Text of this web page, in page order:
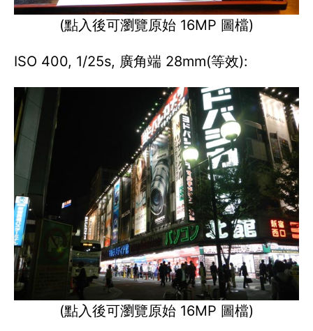
(點入後可瀏覽原始 16MP 圖檔)
ISO 400, 1/25s, 廣角端 28mm(等效):
(點入後可瀏覽原始 16MP 圖檔)